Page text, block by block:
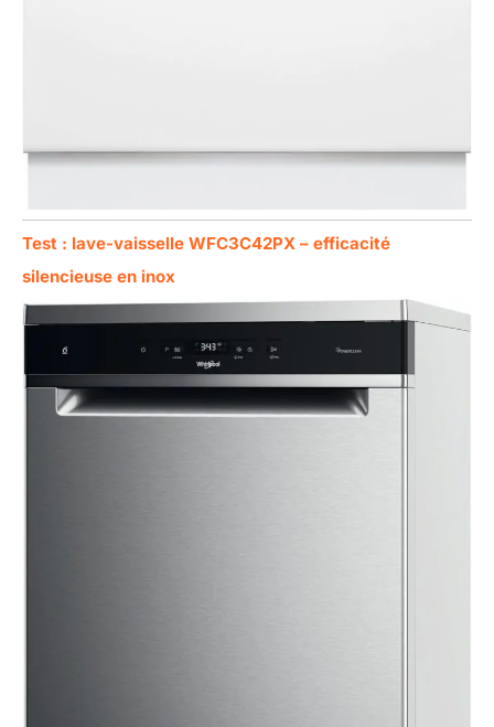
Test : lave-vaisselle WFC3C42PX – efficacité
silencieuse en inox